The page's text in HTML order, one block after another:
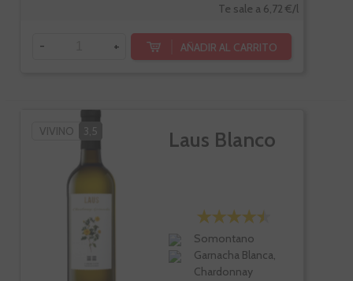
Te sale a 6,72 €/l
- + AÑADIR AL CARRITO
VIVINO 3,5 Laus Blanco
Somontano
Garnacha Blanca,
Chardonnay